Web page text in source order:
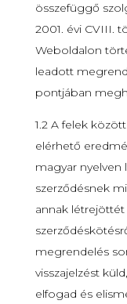
összefüggő
2001. évi CVIII.
Weboldalon
leadott
pontjában
1.2 A felek
elérhető
magyar nyelven
szerződésnek
annak létrejöttét
megrendelés
visszajelzést
elfogad és